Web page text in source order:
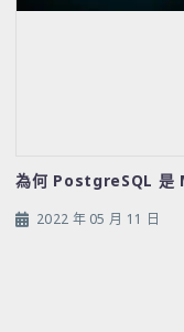
為何 PostgreSQL 是
2022 年 05 月 11 日